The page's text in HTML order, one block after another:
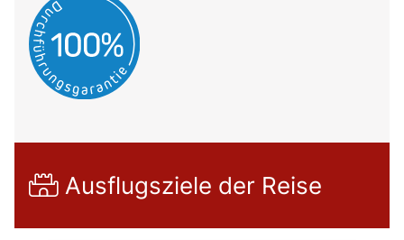
Ausflugsziele der Reise